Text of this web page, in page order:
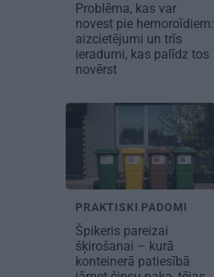
Problēma, kas var
novest pie hemoroīdiem:
aizcietējumi un trīs
ieradumi, kas palīdz tos
novērst
PRAKTISKI PADOMI
Špikeris pareizai
šķirošanai – kurā
konteinerā patiesībā